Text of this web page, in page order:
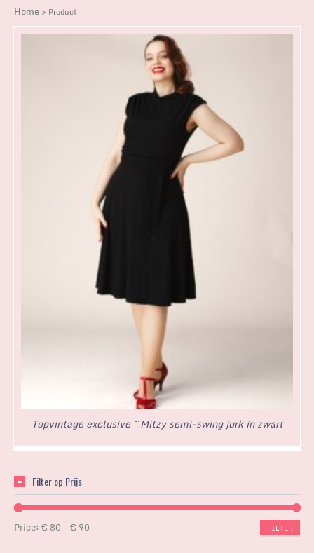
Home > Product
Topvintage exclusive ~ Mitzy semi-swing jurk in zwart
Filter op Prijs
FILTER
Price:€ 80—€ 90